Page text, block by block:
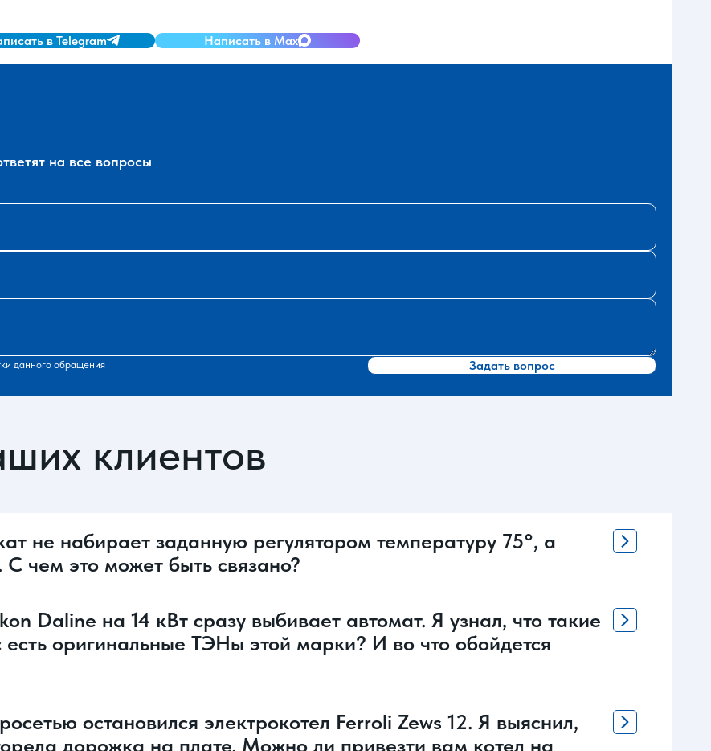
в Telegram Написать в Max
на все вопросы
данного обращения Задать вопрос
клиентов
не набирает заданную регулятором температуру 75°, а
чем это может быть связано?
Daline на 14 кВт сразу выбивает автомат. Я узнал, что такие
оригинальные ТЭНы этой марки? И во что обойдется
остановился электрокотел Ferroli Zews 12. Я выяснил,
дорожка на плате. Можно ли привезти вам котел на